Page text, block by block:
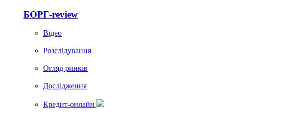
БОРГ-review
Вiдео
Розслідування
Огляд ринків
Дослідження
Кредит-онлайн